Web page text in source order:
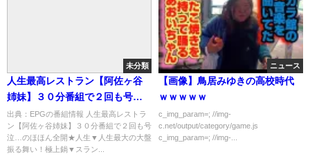
未分類
人生最高レストラン【阿佐ヶ谷
姉妹】３０分番組で２回も号
泣…のほほん全開★人生[解][字]
…の番組内容解析まとめ
出典：EPGの番組情報 人生最高レストラ
ン【阿佐ヶ谷姉妹】３０分番組で２回も号
泣…のほほん全開★人生▼人生最大の大盤
振る舞い！極上鍋▼スラン...
ニュース
【画像】鳥居みゆきの高校時代
ｗｗｗｗｗ
c_img_param=; //img-
c.net/output/category/game.js
c_img_param=; //img-...